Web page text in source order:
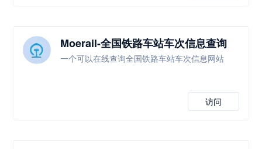
Moerail-全国铁路车站车次信息查询
一个可以在线查询全国铁路车站车次信息网站
访问